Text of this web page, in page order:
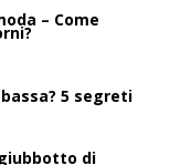
– Come
5 segreti
di